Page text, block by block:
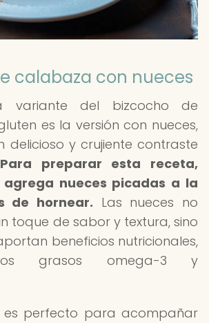
calabaza con nueces
variante del bizcocho de
es la versión con nueces,
delicioso y crujiente contraste
Para preparar esta receta,
nueces picadas a la
de hornear. Las nueces no
toque de sabor y textura, sino
beneficios nutricionales,
grasos omega-3 y
es perfecto para acompañar